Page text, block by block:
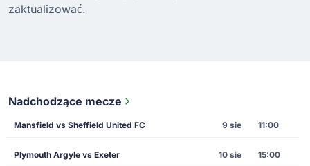
zaktualizować.
Nadchodzące mecze
Mansfield vs Sheffield United FC 9 sie 11:00
Plymouth Argyle vs Exeter 10 sie 15:00